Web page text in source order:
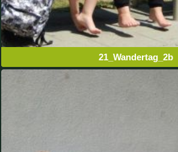
21_Wandertag_2b